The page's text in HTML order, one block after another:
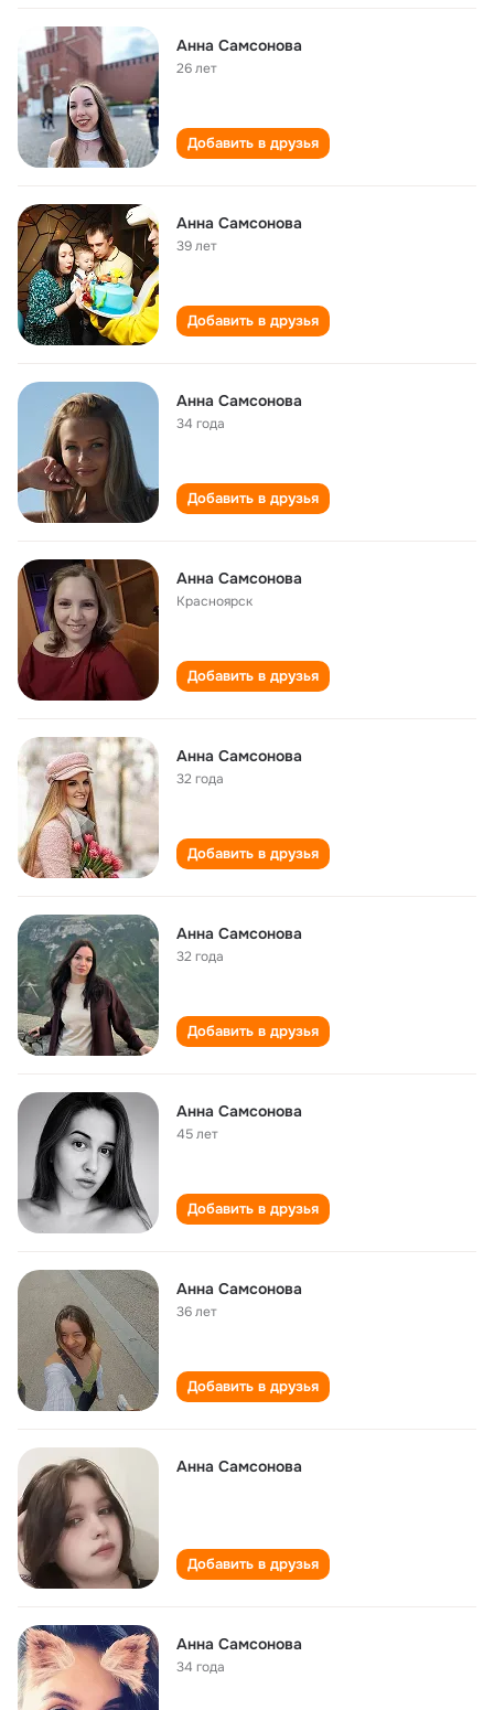
Анна Самсонова
26 лет
Добавить в друзья
Анна Самсонова
39 лет
Добавить в друзья
Анна Самсонова
34 года
Добавить в друзья
Анна Самсонова
Красноярск
Добавить в друзья
Анна Самсонова
32 года
Добавить в друзья
Анна Самсонова
32 года
Добавить в друзья
Анна Самсонова
45 лет
Добавить в друзья
Анна Самсонова
36 лет
Добавить в друзья
Анна Самсонова
Добавить в друзья
Анна Самсонова
34 года